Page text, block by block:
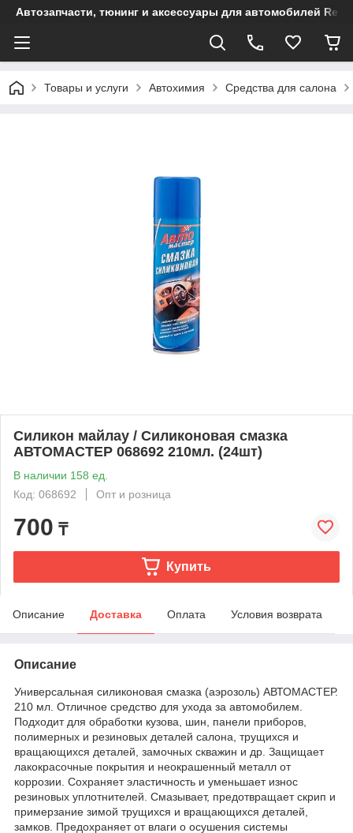
Автозапчасти, тюнинг и аксессуары для автомобилей
Товары и услуги Автохимия Средства для салона
Силикон майлау / Силиконовая смазка
АВТОМАСТЕР 068692 210мл. (24шт)
В наличии 158 ед.
Код: 068692
Опт и розница
700 ₸
Купить
Описание Доставка Оплата Условия возврата
Описание
Универсальная силиконовая смазка (аэрозоль) АВТОМАСТЕР.
210 мл. Отличное средство для ухода за автомобилем.
Подходит для обработки кузова, шин, панели приборов,
полимерных и резиновых деталей салона, трущихся и
вращающихся деталей, замочных скважин и др. Защищает
лакокрасочные покрытия и неокрашенный металл от
коррозии. Сохраняет эластичность и уменьшает износ
резиновых уплотнителей. Смазывает, предотвращает скрип и
примерзание зимой трущихся и вращающихся деталей,
замков. Предохраняет от влаги о осушения системы